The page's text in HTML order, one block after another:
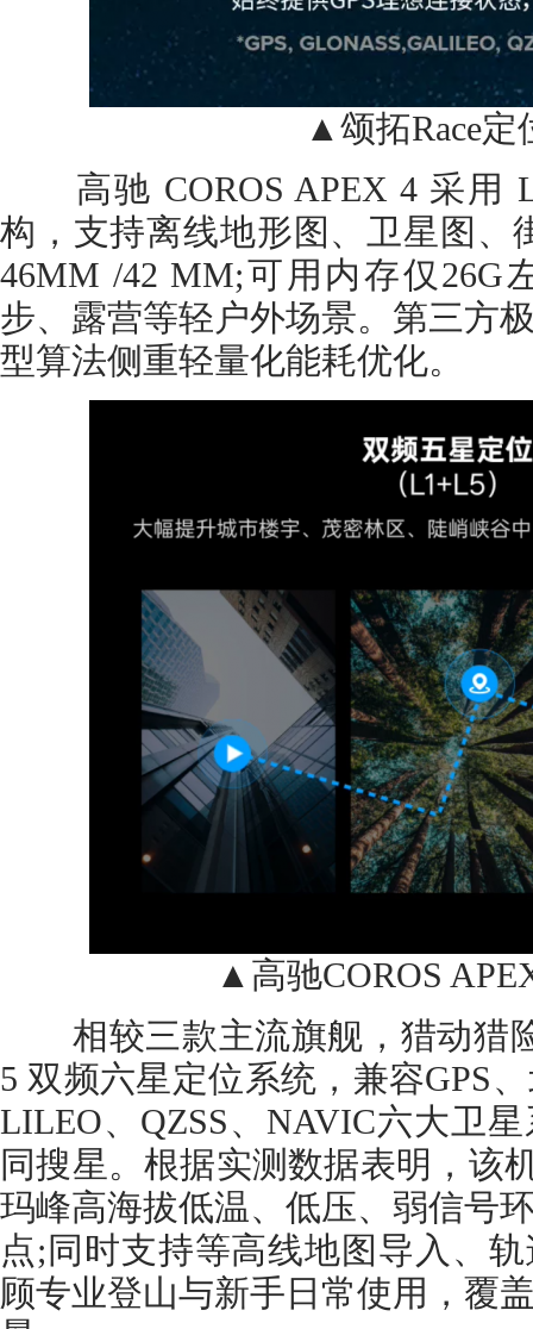
▲颂拓Race定
高驰 COROS APEX 4 采用
构，支持离线地形图、卫星图、
46MM /42 MM;可用内存仅26G
步、露营等轻户外场景。第三方
型算法侧重轻量化能耗优化。
▲高驰COROS
相较三款主流旗舰，猎动猎
5 双频六星定位系统，兼容GPS
LILEO、QZSS、NAVIC六大卫
同搜星。根据实测数据表明，该
玛峰高海拔低温、低压、弱信号
点;同时支持等高线地图导入、
顾专业登山与新手日常使用，覆